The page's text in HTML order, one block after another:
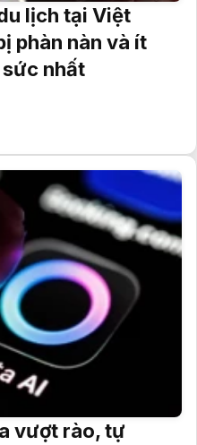
lịch tại Việt
phàn nàn và ít
nhất
vượt rào, tự